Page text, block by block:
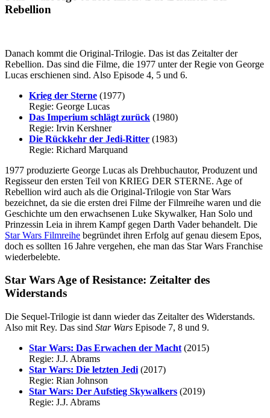
Rebellion
Danach kommt die Original-Trilogie. Das ist das Zeitalter der
Rebellion. Das sind die Filme, die 1977 unter der Regie von George
Lucas erschienen sind. Also Episode 4, 5 und 6.
Krieg der Sterne (1977)
Regie: George Lucas
Das Imperium schlägt zurück (1980)
Regie: Irvin Kershner
Die Rückkehr der Jedi-Ritter (1983)
Regie: Richard Marquand
1977 produzierte George Lucas als Drehbuchautor, Produzent und
Regisseur den ersten Teil von KRIEG DER STERNE. Age of
Rebellion wird auch als die Original-Trilogie von Star Wars
bezeichnet, da sie die ersten drei Filme der Filmreihe waren und die
Geschichte um den erwachsenen Luke Skywalker, Han Solo und
Prinzessin Leia in ihrem Kampf gegen Darth Vader behandelt. Die
Star Wars Filmreihe begründet ihren Erfolg auf genau diesem Epos,
doch es sollten 16 Jahre vergehen, ehe man das Star Wars Franchise
wiederbelebte.
Star Wars Age of Resistance: Zeitalter des
Widerstands
Die Sequel-Trilogie ist dann wieder das Zeitalter des Widerstands.
Also mit Rey. Das sind Star Wars Episode 7, 8 und 9.
Star Wars: Das Erwachen der Macht (2015)
Regie: J.J. Abrams
Star Wars: Die letzten Jedi (2017)
Regie: Rian Johnson
Star Wars: Der Aufstieg Skywalkers (2019)
Regie: J.J. Abrams